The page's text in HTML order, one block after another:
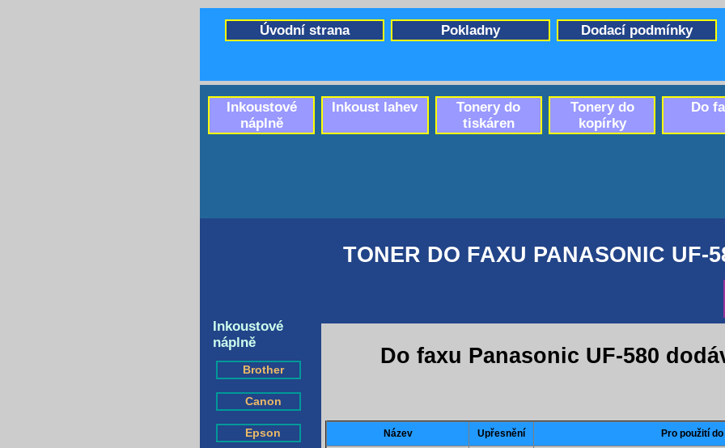
TONER DO FAXU PANASONIC UF-
Do faxu Panasonic UF-580
Inkoustové
náplně
Brother
Canon
Epson Název Upřesnění Pro použití
Dodací podmínky
Pokladny
Úvodní strana
Do
Tonery do
kopírky
Tonery do
tiskáren
Inkoust lahev
Inkoustové
náplně